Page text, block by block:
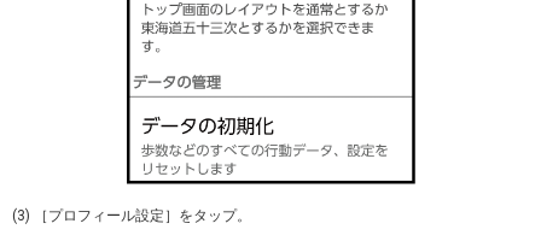
(3) ［プロフィール設定］をタップ。